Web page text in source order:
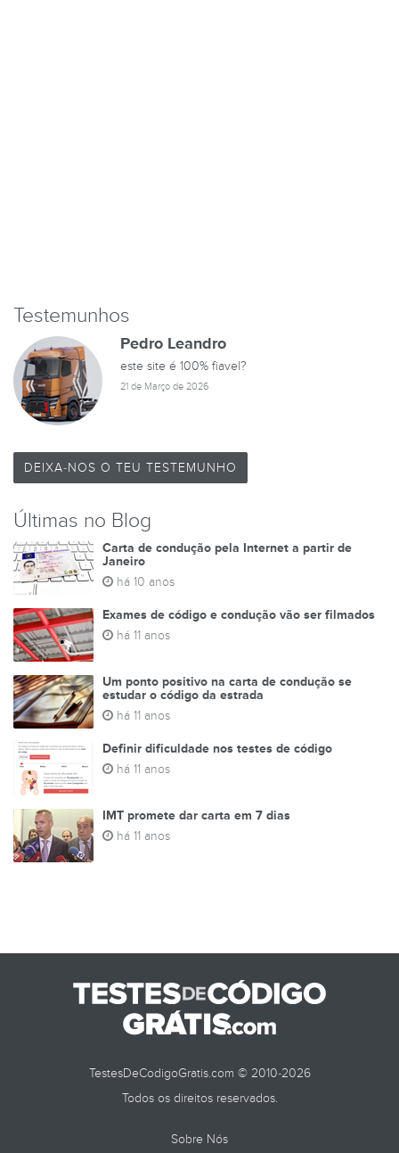
Testemunhos
Pedro Leandro
este site é 100% fiavel?
21 de Março de 2026
DEIXA-NOS O TEU TESTEMUNHO
Últimas no Blog
Carta de condução pela Internet a partir de
Janeiro
há 10 anos
Exames de código e condução vão ser filmados
há 11 anos
Um ponto positivo na carta de condução se
estudar o código da estrada
há 11 anos
Definir dificuldade nos testes de código
há 11 anos
IMT promete dar carta em 7 dias
há 11 anos
TestesDeCodigoGratis.com © 2010-2026
Todos os direitos reservados.
Sobre Nós